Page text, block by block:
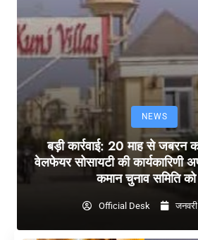
NEWS
बड़ी कार्रवाई: 20 माह से जबरन
वेलफेयर सोसायटी की कार्यकारिणी
कमान चुनाव समिति को
Official Desk